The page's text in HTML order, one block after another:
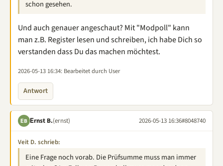
schon gesehen.
Und auch genauer angeschaut? Mit "Modpoll" kann
man z.B. Register lesen und schreiben, ich habe Dich so
verstanden dass Du das machen möchtest.
2026-05-13 16:34: Bearbeitet durch User
Antwort
ΕB Εrnst B.(ernst) 2026-05-13 16:36#8048740
Veit D. schrieb:
Eine Frage noch vorab. Die Prüfsumme muss man immer